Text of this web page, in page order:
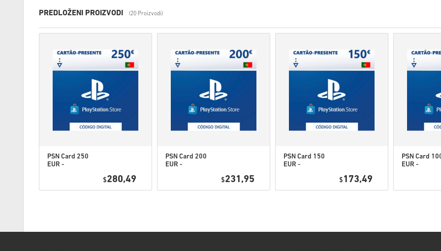
Pogledaj brzi vodič iznad ili
Za više informacija
naš
Obrazac za kontakt.
Ove kodove za
Ovi kodovi nemaju datum
Sadržaj koji se može
Za neke proizvode
PREDLOŽENI PROIZVODI (20 Proizvodi)
PSN Card 250
EUR -
Portugal
$280,49
PSN Card 200
EUR -
Portugal
$231,95
PSN Card 150
EUR -
Portugal
$ 173,49
PSN Card
EUR -
Portugal